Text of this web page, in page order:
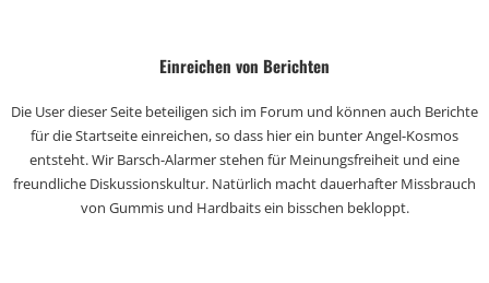
Einreichen von Berichten
Die User dieser Seite beteiligen sich im Forum und können auch Berichte
für die Startseite einreichen, so dass hier ein bunter Angel-Kosmos
entsteht. Wir Barsch-Alarmer stehen für Meinungsfreiheit und eine
freundliche Diskussionskultur. Natürlich macht dauerhafter Missbrauch
von Gummis und Hardbaits ein bisschen bekloppt.